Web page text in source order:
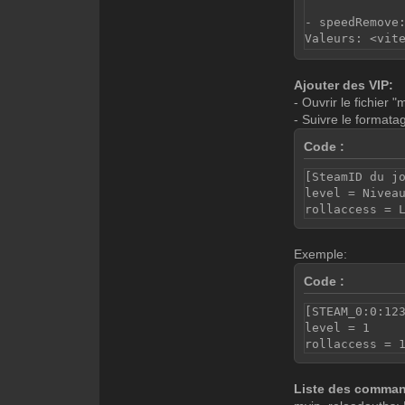
-
Valeurs:
Valeurs: <r>
- viewAlpha:
-
Valeurs: <%>
- armorAdd:
-
Valeurs:
- giveHelmet:
Valeurs: 1
- give:
Ajouter des VIP:
- Ouvrir le fichier
- Suivre le
Code :
[SteamID du
level =
rollaccess =
Exemple:
Code :
level = 1
rollaccess = 1
Liste des